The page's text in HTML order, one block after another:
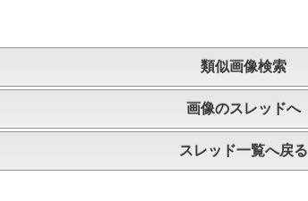
類似画像検索
画像のスレッドへ
スレッド一覧へ戻る